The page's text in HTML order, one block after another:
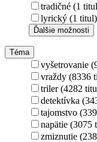
tradičné (1
lyrický (1 titul)
Ďalšie možnosti
Téma
vyšetrovanie
vraždy (8336
triler (4282
detektívka
tajomstvo
napätie (3075
zmiznutie